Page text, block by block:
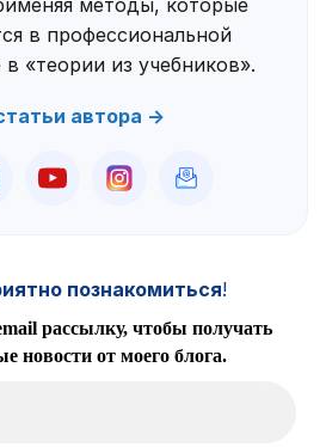
в профессиональной
в «теории из учебников».
автора →
познакомиться!
рассылку, чтобы получать
новости от моего блога.